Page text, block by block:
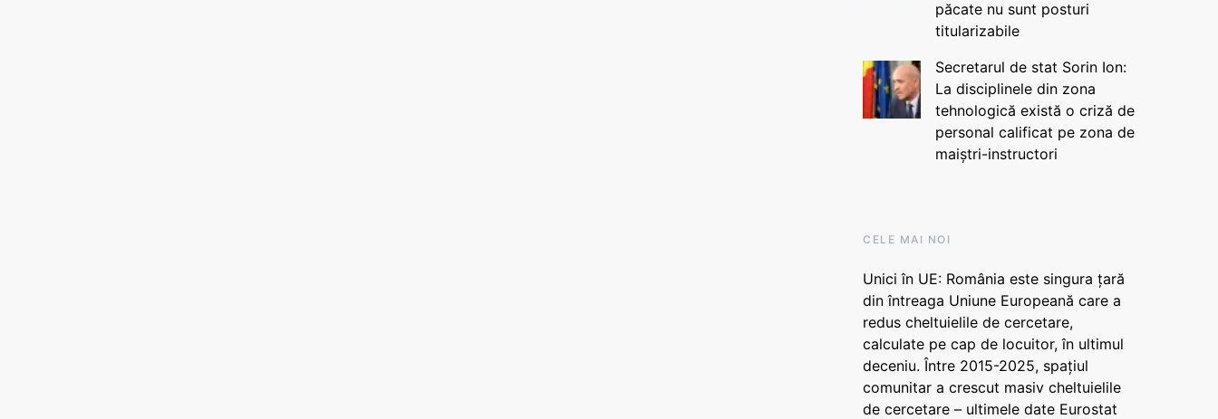
păcate nu sunt posturi
titularizabile
Secretarul de stat Sorin Ion:
La disciplinele din zona
tehnologică există o criză de
personal calificat pe zona de
maiștri-instructori
CELE MAI NOI
Unici în UE: România este singura țară
din întreaga Uniune Europeană care a
redus cheltuielile de cercetare,
calculate pe cap de locuitor, în ultimul
deceniu. Între 2015-2025, spațiul
comunitar a crescut masiv cheltuielile
de cercetare – ultimele date Eurostat